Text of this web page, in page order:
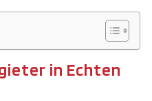
in Echten